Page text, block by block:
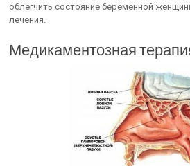
облегчить состояние беременной
лечения.
Медикаментозная